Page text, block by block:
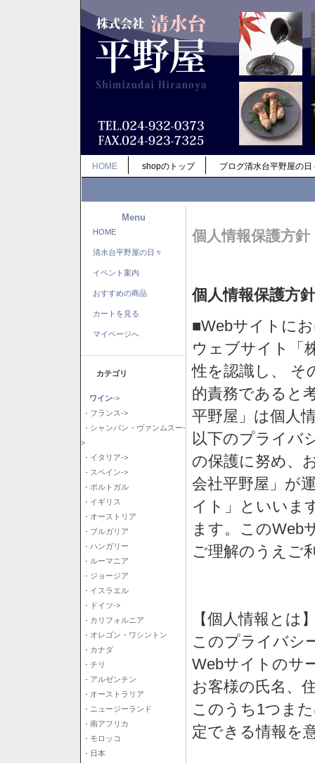
HOME shopのトップ ブログ清水台平野屋の日
Menu
HOME
清水台平野屋の日々
イベント案内
おすすめの商品
カートを見る
マイページへ
カテゴリ
ワイン->
- フランス->
- シャンパン・ヴァンムスー-
>
- イタリア->
- スペイン->
- ポルトガル
- イギリス
- オーストリア
- ブルガリア
- ハンガリー
- ルーマニア
- ジョージア
- イスラエル
- ドイツ->
- カリフォルニア
- オレゴン・ワシントン
- カナダ
- チリ
- アルゼンチン
- オーストラリア
- ニュージーランド
- 南アフリカ
- モロッコ
- 日本
個人情報保護方針
個人情報保護方針
■Webサイトに
ウェブサイト「
性を認識し、 そ
的責務であると
平野屋」は個人
以下のプライバ
の保護に努め、
会社平野屋」が
イト」といいま
ます。このWeb
ご理解のうえご
【個人情報とは
このプライバシ
Webサイトのサ
お客様の氏名、
このうち1つま
定できる情報を